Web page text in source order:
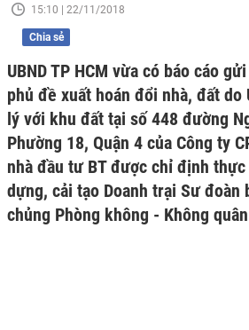
15:10 | 22/11/2018
Chia sẻ
UBND TP HCM vừa có báo cáo
phủ đề xuất hoán đổi nhà, đất do
lý với khu đất tại số 448 đường
Phường 18, Quận 4 của Công ty
nhà đầu tư BT được chỉ định thực
dựng, cải tạo Doanh trại Sư đoàn
chủng Phòng không - Không